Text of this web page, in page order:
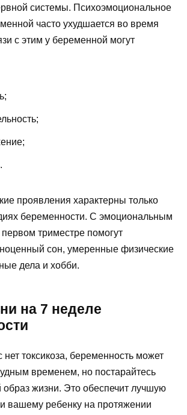
системы. Психоэмоциональное
часто ухудшается во время
с этим у беременной могут
проявления характерны только
беременности. С эмоциональным
триместре помогут
сон, умеренные физические
дела и хобби.
на 7 неделе
токсикоза, беременность может
временем, но постарайтесь
образ жизни. Это обеспечит лучшую
вашему ребенку на протяжении